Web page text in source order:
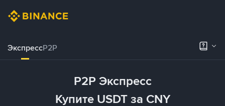
ЭкспрессP2P
P2P Экспресс
Купите USDT за CNY